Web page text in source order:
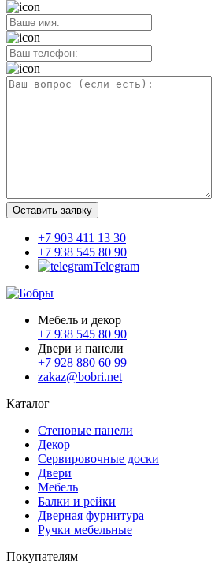
Оставить заявку
+7 903 411 13 30
+7 938 545 80 90
Telegram
Мебель и декор
+7 938 545 80 90
Двери и панели
+7 928 880 60 99
zakaz@bobri.net
Каталог
Стеновые панели
Декор
Сервировочные доски
Двери
Мебель
Балки и рейки
Дверная фурнитура
Ручки мебельные
Покупателям